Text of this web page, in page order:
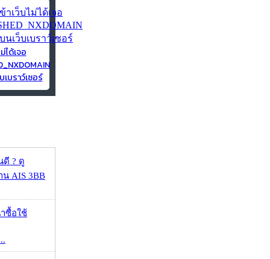
ได้เจอ
บราว์เซอร์
ดี ? ดู
AIS 3BB
ซื้อใช้